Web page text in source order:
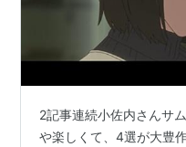
2記事連続小佐内さんサ
や楽しくて、4選が大豊